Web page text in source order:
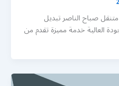
صباح الناصر تبديل
العالية خدمة مميزة تقدم من